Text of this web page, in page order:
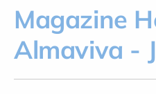
Magazine
Almaviva -